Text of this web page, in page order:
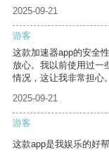
2025-09-21
游客
这款加速器app的安全
放心。我以前使用过一
情况，这让我非常担心。
2025-09-21
游客
这款app是我娱乐的好